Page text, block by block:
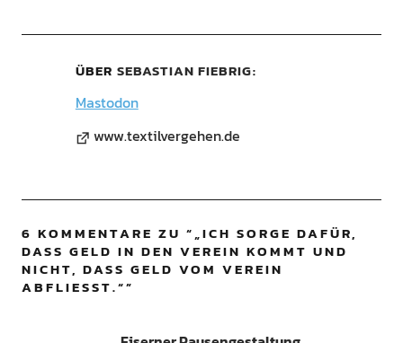
ÜBER SEBASTIAN FIEBRIG
Mastodon
www.textilvergehen.de
6 KOMMENTARE ZU “„ICH SORGE DAFÜR,
DASS GELD IN DEN VEREIN KOMMT UND
NICHT, DASS GELD VOM VEREIN
ABFLIESST.“ ”